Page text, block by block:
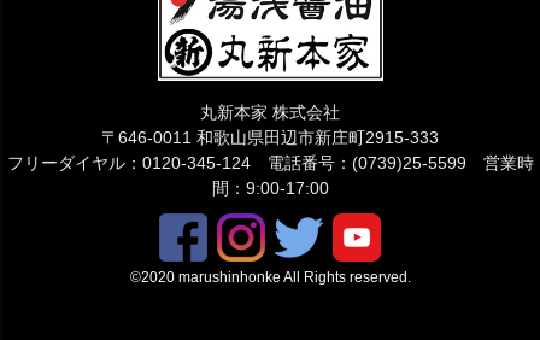
丸新本家 株式会社
〒646-0011 和歌山県田辺市新庄町2915-333
フリーダイヤル：0120-345-124 電話番号：(0739)25-5599 営業時
間：9:00-17:00
©2020 marushinhonke All Rights reserved.
こちらでご質問下さい😊